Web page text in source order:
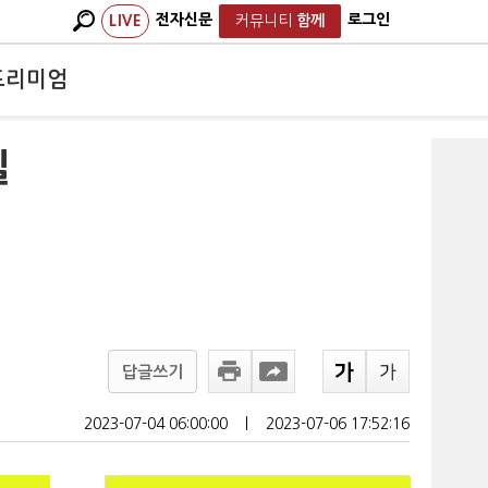
LIVE 전자신문 커뮤니티 함께 로그인
리미엄
답글쓰기
2023-07-04 06:00:00 2023-07-06 17:52:16